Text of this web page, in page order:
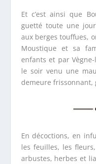
Et c’est ainsi que
guetté toute une
aux berges touffues,
Moustique et sa
enfants et par
le soir venu une
demeure
En décoctions, en
les feuilles, les
arbustes, herbes et